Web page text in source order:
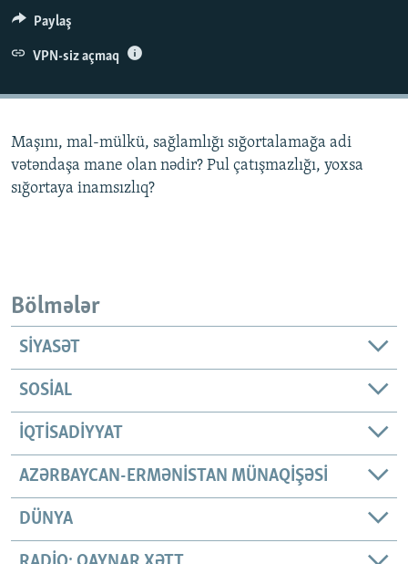
İNFOQRAFIKA
KARIKATURA
AZƏRBAYCAN ƏDƏBIYYATI KITABXANASI
İSLAM VƏ DEMOKRATIYA
MISSIYAMIZ
PEŞƏ ETIKASI VƏ JURNALISTIKA STANDARTLARIMIZ
BIZIMLƏ ƏLAQƏ
XƏBƏR BÜLLETENLƏRIMIZ
BIZI IZLƏ
Paylaş
VPN-siz açmaq
Maşını, mal-mülkü, sağlamlığı sığortalamağa adi
vətəndaşa mane olan nədir? Pul çatışmazlığı, yoxsa
sığortaya inamsızlıq?
Bölmələr
SIYASƏT
SOSIAL
İQTISADIYYAT
AZƏRBAYCAN-ERMƏNISTAN MÜNAQIŞƏSI
DÜNYA